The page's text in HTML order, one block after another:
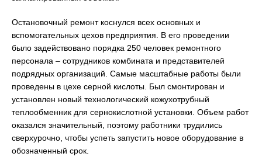
Остановочный ремонт коснулся всех основных и
вспомогательных цехов предприятия. В его проведении
было задействовано порядка 250 человек ремонтного
персонала – сотрудников комбината и представителей
подрядных организаций. Самые масштабные работы были
проведены в цехе серной кислоты. Был смонтирован и
установлен новый технологический кожухотрубный
теплообменник для сернокислотной установки. Объем работ
оказался значительный, поэтому работники трудились
сверхурочно, чтобы успеть запустить новое оборудование в
обозначенный срок.